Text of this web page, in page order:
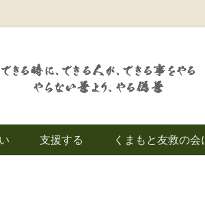
域の復興
支援する くまもと友救の会